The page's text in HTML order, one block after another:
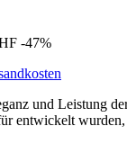
-47%
und Leistung
entwickelt